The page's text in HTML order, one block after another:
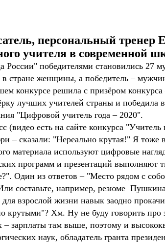
персональный тренер
учителя в современной
России" победителями становились 27
в стране женщины, а победитель –
конкурсе решила с призёром
лучших учителей страны и победила
"Цифровой учитель года – 2020".
(видео есть на сайте конкурса "Учитель
– сказали: "Нереально крутая!" Я тоже
материала используют цифровые
программ и презентаций выполняют
Один из ответов – "Место рядом с
составьте, например, резюме
взрослой жизни навык заодно
крутыми"? Хм. Ну не буду говорить про
– зарплаты там выше, поэтому и
наук, обладатель гранта